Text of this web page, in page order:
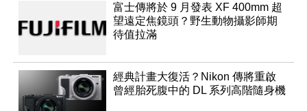
富士傳將於 9 月發表 XF 400mm 超
望遠定焦鏡頭？野生動物攝影師期
待值拉滿
經典計畫大復活？Nikon 傳將重啟
曾經胎死腹中的 DL 系列高階隨身機